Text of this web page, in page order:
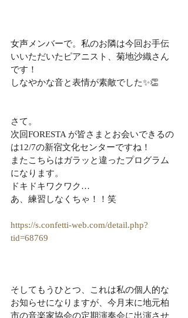
女声メンバーで。私のお隣は今回お手伝
いいただいたピアニスト、菊地沙織さん
です！
しなやかな音と表情が素敵でした✨👏
さて。
次回FORESTA が皆さまとお会いできるの
は12/7の新宿文化センターですね！
またこちらはガラッと違ったプログラム
になります。
ドキドキワクワク…
あ、練習しなくちゃ！！笑
https://s.confetti-web.com/detail.php?
tid=68769
そしてもうひとつ、これは私の個人的な
お知らせになりますが、今月末に地元柏
市の音楽家協会の定期演奏会に出演させ